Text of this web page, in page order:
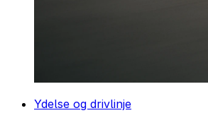
Ydelse og drivlinje